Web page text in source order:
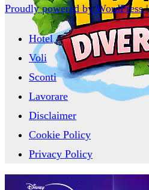
Proudly powered by WordPress
Hotel
Voli
Sconti
Lavorare
Disclaimer
Cookie Policy
Privacy Policy